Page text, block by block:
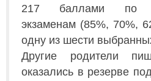
217 баллами по
экзаменам (85%, 70%,
одну из шести
Другие родители
оказались в резерве